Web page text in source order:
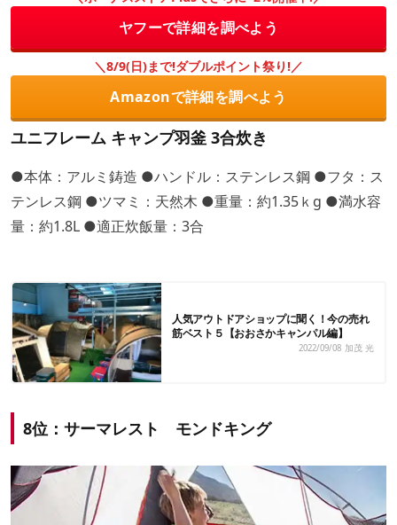
ヤフーで詳細を調べよう
＼8/9(日)まで!ダブルポイント祭り!／
Amazonで詳細を調べよう
ユニフレーム キャンプ羽釜 3合炊き
●本体：アルミ鋳造 ●ハンドル：ステンレス鋼 ●フタ：ス
テンレス鋼 ●ツマミ：天然木 ●重量：約1.35ｋg ●満水容
量：約1.8L ●適正炊飯量：3合
人気アウトドアショップに聞く！今の売れ
筋ベスト５【おおさかキャンパル編】
2022/09/08 加茂 光
8位：サーマレスト モンドキング